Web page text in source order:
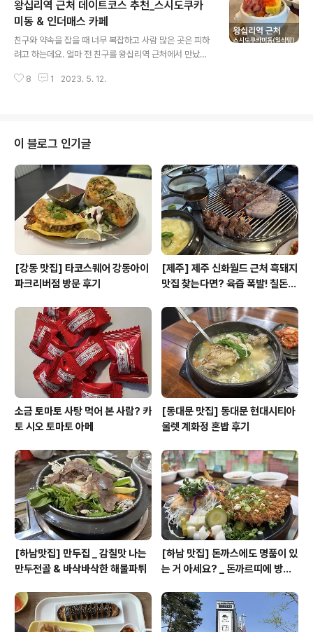
방송에도 출연했대요. 장작불을 피워 바로 먹기때문에 야
외에서 먹습니다. 초록색, 빨간색, 파란색 슈퍼마켓 의자가
빈티지하쥬? 민기남씨네솥뚜껑닭매운탕 주소: 경기 가평
군 설악면 유명로 654-57 전화: 031-585-3386, 010
-4706-3386 영업시간: 매일 9:30~18:30(매달1,3번
째 화요일 휴무) *방문 전에 예약을 하고 가면 바로 드실 수
왕십리역 근처 데이트코스 추천_스시도쿠카
미동 & 인더매스 카페
친구와 약속을 잡을 때 너무 복잡하고 사람 많은 곳은 피하
려고 하는데요. 얼마 전 친구를 왕십리역 근처에서 만났어
스로 다녀왔습니다. 왕십리역 근처 함께가기 좋은 음식점
에 스시가 잔뜩 올려져 나와요. 저는 카미동정식 런치메뉴
로 먹었답니다. 기다리는 것이 싫어 오픈런했어요!! ㅎ 오픈
시간인 11:30에 딱 맞춰갔더니 제 앞에 두 팀이 있었어요!
ㅎㅎ 빠른 사람들... 밥 위에 신선한 회가 듬뿍 얹어져 나와
요!! 회 밑에 밥이 있는데 양이 많아서 먹어도 먹어도 줄지
않더라고요 ㅎㅎ 김은 ..
8 1 2023. 5. 12.
이 블로그 인기글
[강동 맛집] 타코스퀘어 강동아이
파크리버점 방문 후기
[제주] 제주 신화월드 근처 흑돼지
맛집 찾는다면? 육즙 폭발! 칠돈가
소금 토마토 사탕 먹어 본 사람? 카
토 시오 토마토 아메
[동대문 맛집] 동대문 현대시티아
울렛 계화정 혼밥 후기
[하남맛집] 만두집 _ 감칠맛 나는
만두전골 & 바삭바삭한 해물파튀
[하남 맛집] 돈까스에도 명품이 있
는 거 아세요? _ 돈까르띠에 방문